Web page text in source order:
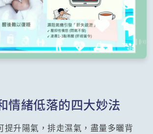
情緒低落的四大妙法
提升陽氣，排走濕氣，盡量多曬背